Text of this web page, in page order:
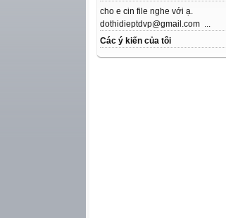
cho e cin file nghe với ạ.
dothidieptdvp@gmail.com ...
Các ý kiến của tôi